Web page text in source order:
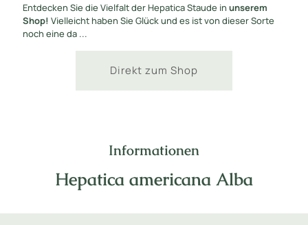
Entdecken Sie die Vielfalt der Hepatica Staude in unserem
Shop! Vielleicht haben Sie Glück und es ist von dieser Sorte
noch eine da ...
Direkt zum Shop
Informationen
Hepatica americana Alba